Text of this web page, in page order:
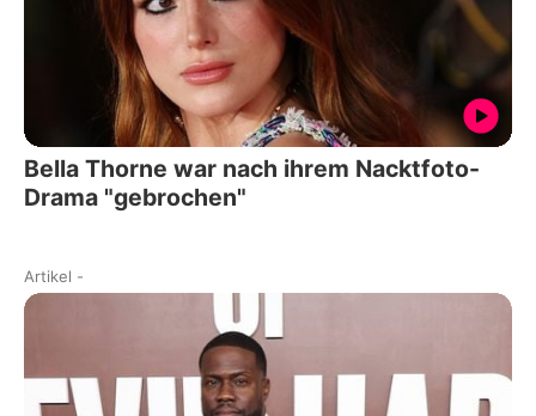
Bella Thorne war nach ihrem Nacktfoto-
Drama "gebrochen"
Artikel -